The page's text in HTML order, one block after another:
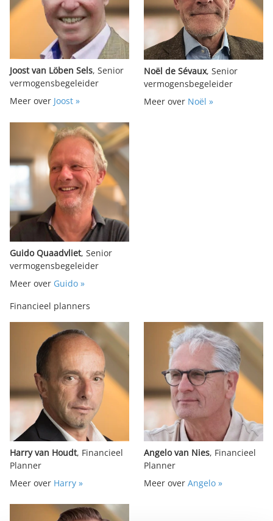
Joost van Löben Sels, Senior
vermogensbegeleider
Meer over Joost »
Noël de Sévaux, Senior
vermogensbegeleider
Meer over Noël »
Guido Quaadvliet, Senior
vermogensbegeleider
Meer over Guido »
Financieel planners
Harry van Houdt, Financieel
Planner
Meer over Harry »
Angelo van Nies, Financieel
Planner
Meer over Angelo »